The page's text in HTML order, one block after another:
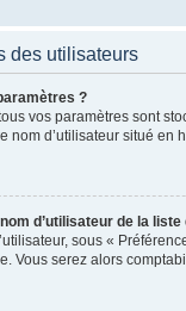
des utilisateurs
?
vos paramètres sont
nom d’utilisateur situé en
d’utilisateur de la
sous «
Vous serez alors